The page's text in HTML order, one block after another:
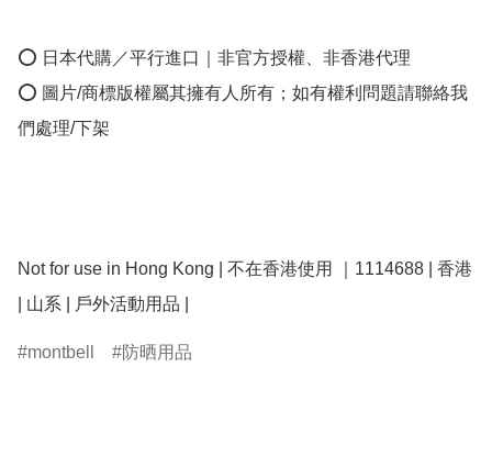
⭕ 日本代購／平行進口｜非官方授權、非香港代理
⭕ 圖片/商標版權屬其擁有人所有；如有權利問題請聯絡我
們處理/下架
Not for use in Hong Kong | 不在香港使用 ｜1114688 | 香港
montbell 防晒用品